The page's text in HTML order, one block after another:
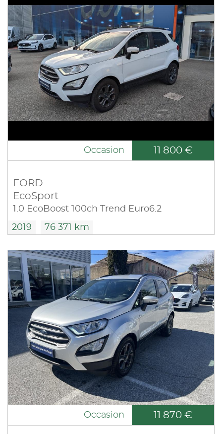
Occasion 11 800 €
FORD
EcoSport
1.0 EcoBoost 100ch Trend Euro6.2
2019 76 371 km
Occasion 11 870 €